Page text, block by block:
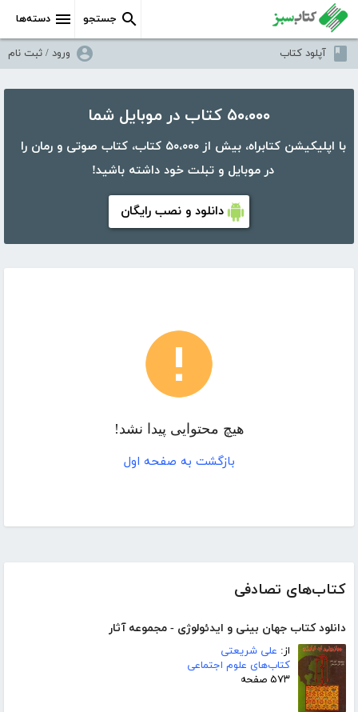
دسته‌ها جستجو
آپلود کتاب ورود / ثبت نام
۵۰،۰۰۰ کتاب در موبایل شما
با اپلیکیشن کتابراه، بیش از ۵۰،۰۰۰ کتاب، کتاب صوتی و رمان را
در موبایل و تبلت خود داشته باشید!
دانلود و نصب رایگان
کتاب‌های تصادفی
دانلود کتاب جهان بینی و ایدئولوژی - مجموعه آثار
از: علی شریعتی
کتاب‌های علوم اجتماعی
۵۷۳ صفحه
هیچ محتوایی پیدا نشد!
بازگشت به صفحه اول